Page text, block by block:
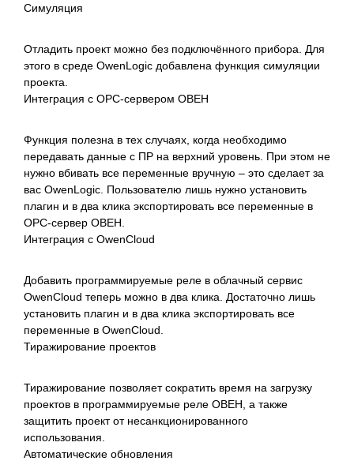
Симуляция
Отладить проект можно без подключённого прибора. Для
этого в среде OwenLogic добавлена функция симуляции
проекта.
Интеграция с ОРС-сервером ОВЕН
Функция полезна в тех случаях, когда необходимо
передавать данные с ПР на верхний уровень. При этом не
нужно вбивать все переменные вручную – это сделает за
вас OwenLogic. Пользователю лишь нужно установить
плагин и в два клика экспортировать все переменные в
ОРС-сервер ОВЕН.
Интеграция с OwenCloud
Добавить программируемые реле в облачный сервис
OwenCloud теперь можно в два клика. Достаточно лишь
установить плагин и в два клика экспортировать все
переменные в OwenCloud.
Тиражирование проектов
Тиражирование позволяет сократить время на загрузку
проектов в программируемые реле ОВЕН, а также
защитить проект от несанкционированного
использования.
Автоматические обновления